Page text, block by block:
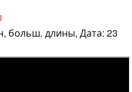
больш. длины, Дата: 23